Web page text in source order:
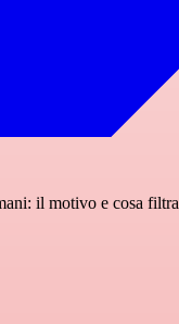
il motivo e cosa filtra